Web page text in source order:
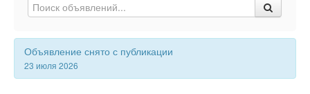
Объявление снято с публикации
23 июля 2026